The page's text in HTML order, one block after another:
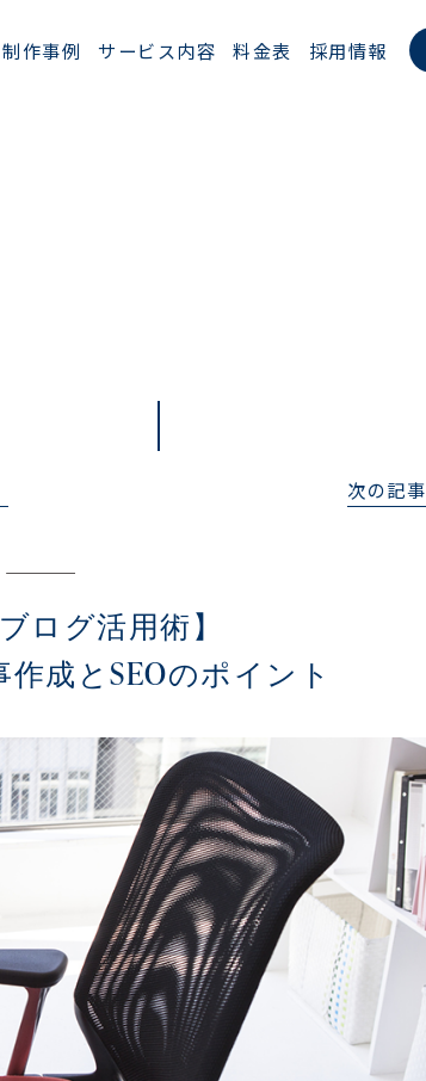
制作事例 サービス内容 料金表 採用情報
次の記
ログ活用術】
成とSEOのポイント